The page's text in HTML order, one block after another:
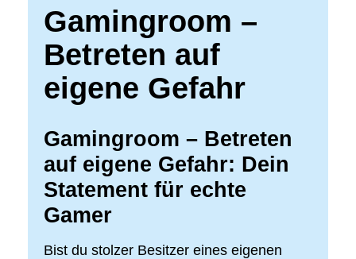
Gamingroom –
Betreten auf
eigene Gefahr
Gamingroom – Betreten
auf eigene Gefahr: Dein
Statement für echte
Gamer
Bist du stolzer Besitzer eines eigenen